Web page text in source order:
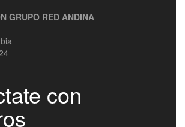
GRUPO RED ANDINA
con